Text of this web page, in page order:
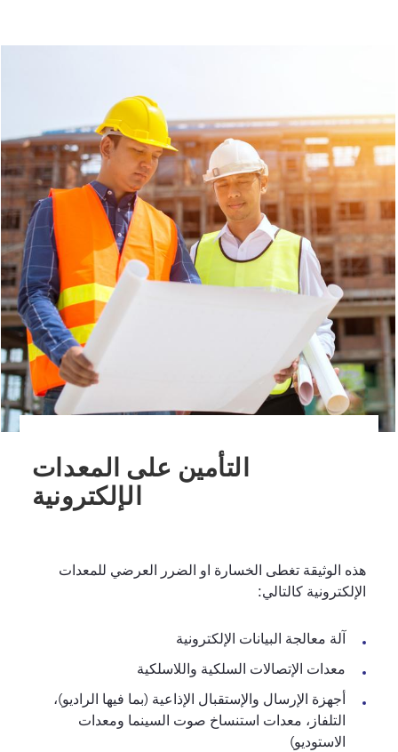
التأمين على المعدات
الإلكترونية
هذه الوثيقة تغطى الخسارة او الضرر العرضي للمعدات
الإلكترونية كالتالي:
آلة معالجة البيانات الإلكترونية
معدات الإتصالات السلكية واللاسلكية
أجهزة الإرسال والإستقبال الإذاعية (بما فيها الراديو)،
التلفاز، معدات استنساخ صوت السينما ومعدات
الاستوديو)